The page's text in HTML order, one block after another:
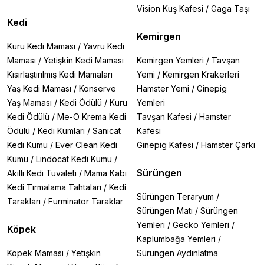
Kedi
Kuru Kedi Maması / Yavru Kedi
Maması / Yetişkin Kedi Maması
Kısırlaştırılmış Kedi Mamaları
Yaş Kedi Maması / Konserve
Yaş Maması / Kedi Ödülü / Kuru
Kedi Ödülü / Me-O Krema Kedi
Ödülü / Kedi Kumları / Sanicat
Kedi Kumu / Ever Clean Kedi
Kumu / Lindocat Kedi Kumu /
Akıllı Kedi Tuvaleti / Mama Kabı
Kedi Tırmalama Tahtaları / Kedi
Tarakları / Furminator Taraklar
Köpek
Köpek Maması / Yetişkin
Vision Kuş Kafesi / Gaga Taşı
Kemirgen
Kemirgen Yemleri / Tavşan
Yemi / Kemirgen Krakerleri
Hamster Yemi / Ginepig
Yemleri
Tavşan Kafesi / Hamster
Kafesi
Ginepig Kafesi / Hamster Çarkı
Sürüngen
Sürüngen Teraryum /
Sürüngen Matı / Sürüngen
Yemleri / Gecko Yemleri /
Kaplumbağa Yemleri /
Sürüngen Aydınlatma